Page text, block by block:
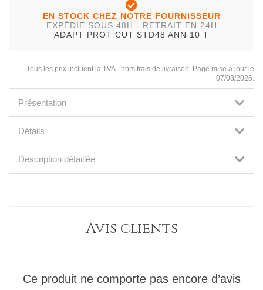
EN STOCK CHEZ NOTRE FOURNISSEUR
EXPÉDIÉ SOUS 48H - RETRAIT EN 24H
ADAPT PROT CUT STD48 ANN 10 T
Tous les prix incluent la TVA - hors frais de livraison. Page mise à jour le
07/08/2026.
Présentation
Détails
Description détaillée
Avis clients
Ce produit ne comporte pas encore d’avis